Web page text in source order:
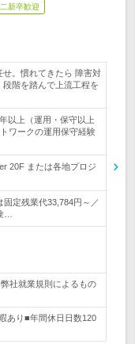
新卒歓迎
せ。慣れてきたら 障害対
階を踏んで上流工程を
以上（運用・保守以上
ワークの運用保守経験
20F または各地プロジ
定残業代33,784円～／
…
社就業規則によるもの
あり■年間休日日数120